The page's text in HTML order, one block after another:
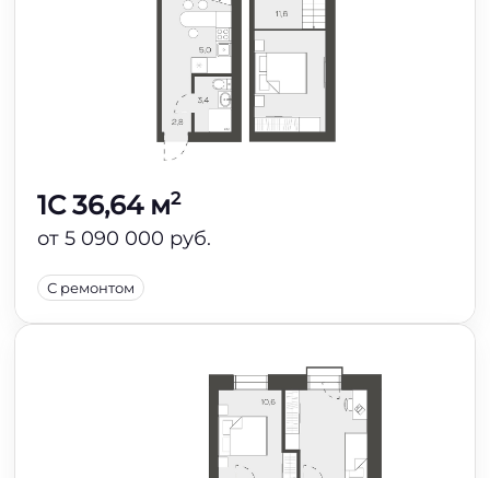
1C 36,64 м2
от 5 090 000 руб.
С ремонтом